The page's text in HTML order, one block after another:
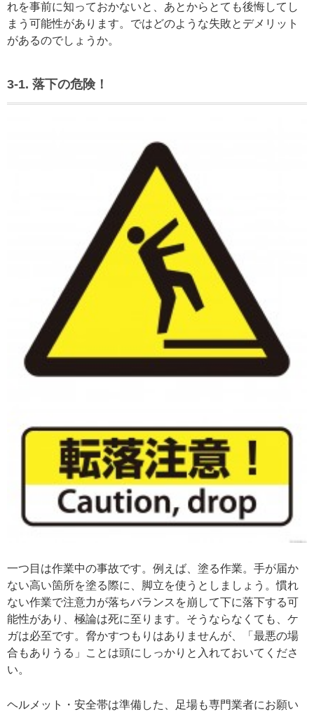
れを事前に知っておかないと、あとからとても後悔してし
まう可能性があります。ではどのような失敗とデメリット
があるのでしょうか。
3-1. 落下の危険！
一つ目は作業中の事故です。例えば、塗る作業。手が届か
ない高い箇所を塗る際に、脚立を使うとしましょう。慣れ
ない作業で注意力が落ちバランスを崩して下に落下する可
能性があり、極論は死に至ります。そうならなくても、ケ
ガは必至です。脅かすつもりはありませんが、「最悪の場
合もありうる」ことは頭にしっかりと入れておいてくださ
い。
ヘルメット・安全帯は準備した、足場も専門業者にお願い